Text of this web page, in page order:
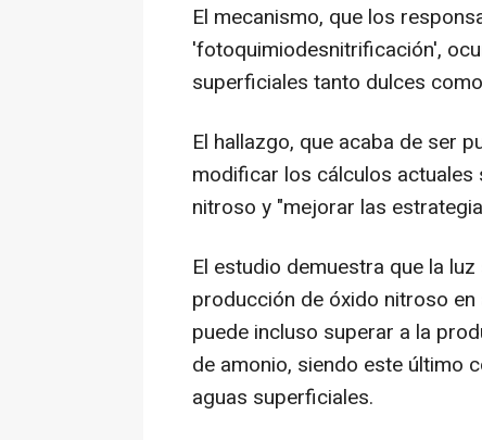
El mecanismo, que los
'fotoquimiodesnitrificación',
superficiales tanto dulces
El hallazgo, que acaba de ser
modificar los cálculos
nitroso y "mejorar las
El estudio demuestra que la
producción de óxido nitroso
puede incluso superar a la
de amonio, siendo este último
aguas superficiales.